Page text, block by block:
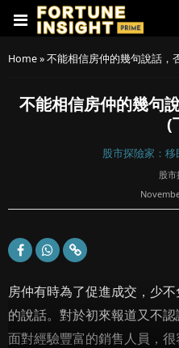
Home»不能相信房仲的幾句說話，
不能相信房仲的幾句
(
股市探險家：
股市
房仲有時為了促進成交，少
的說話。對於初來報道又不
面對經驗豐富的銷售人員，